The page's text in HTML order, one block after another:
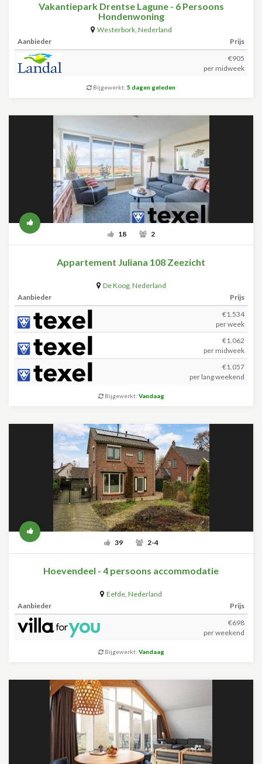
Vakantiepark Drentse Lagune - 6 Persoons
Hondenwoning
Westerbork, Nederland
Aanbieder
Prijs
€905
per midweek
Bijgewerkt: 5 dagen geleden
18 2
Appartement Juliana 108 Zeezicht
De Koog, Nederland
Aanbieder
Prijs
€1.534
per week
€1.062
per midweek
€1.057
per lang weekend
Bijgewerkt: Vandaag
39 2-4
Hoevendeel - 4 persoons accommodatie
Eefde, Nederland
Aanbieder
Prijs
€698
per weekend
Bijgewerkt: Vandaag